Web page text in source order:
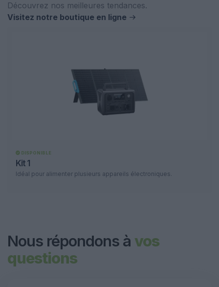
Découvrez nos meilleures tendances.
Visitez notre boutique en ligne
DISPONIBLE
Kit 1
Idéal pour alimenter plusieurs appareils électroniques.
Nous répondons à vos
questions